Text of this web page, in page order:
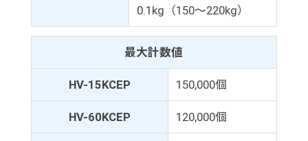
0.1kg（150～220kg）
最大計数値
HV-15KCEP 150,000個
HV-60KCEP 120,000個